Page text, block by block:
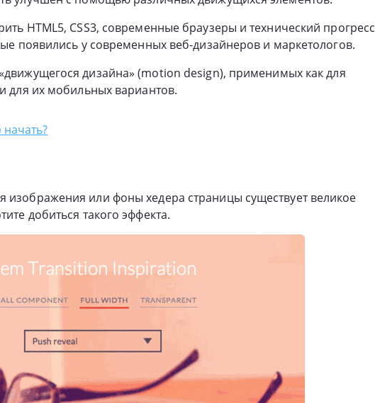
HTML5, CSS3, современные браузеры и технический прогресс
появились у современных веб-дизайнеров и маркетологов.
дизайна» (motion design), применимых как для
для их мобильных вариантов.
или фоны хедера страницы существует великое
добиться такого эффекта.